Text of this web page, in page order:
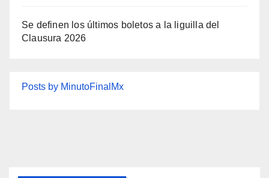
Se definen los últimos boletos a la liguilla del
Clausura 2026
Posts by MinutoFinalMx